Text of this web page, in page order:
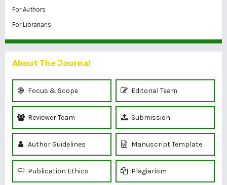
For Authors
For Librarians
About The Journal
Focus & Scope Editorial Team
Reviewer Team Submission
Author Guidelines Manuscript Template
Publication Ethics Plagiarism